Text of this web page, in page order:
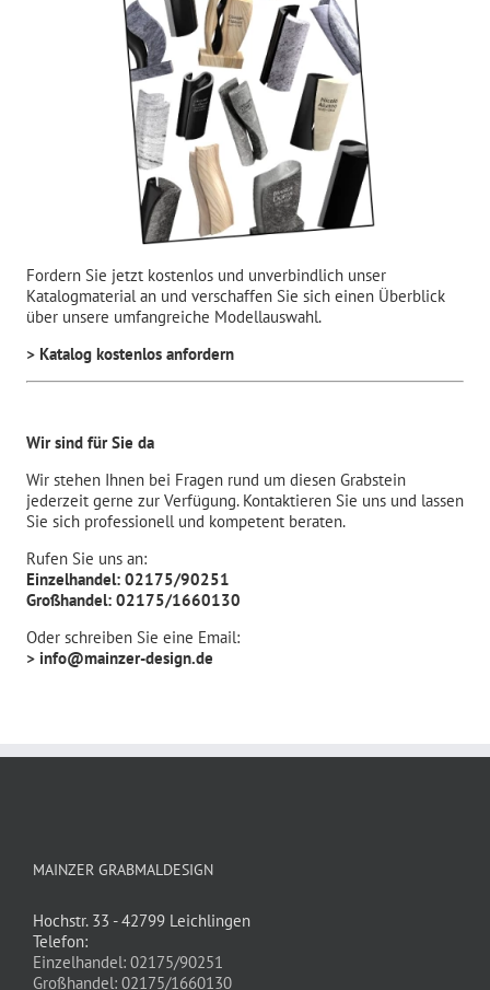
Fordern Sie jetzt kostenlos und unverbindlich unser
Katalogmaterial an und verschaffen Sie sich einen Überblick
über unsere umfangreiche Modellauswahl.
> Katalog kostenlos anfordern
Wir sind für Sie da
Wir stehen Ihnen bei Fragen rund um diesen Grabstein
jederzeit gerne zur Verfügung. Kontaktieren Sie uns und lassen
Sie sich professionell und kompetent beraten.
Rufen Sie uns an:
Einzelhandel: 02175/90251
Großhandel: 02175/1660130
Oder schreiben Sie eine Email:
> info@mainzer-design.de
MAINZER GRABMALDESIGN
Hochstr. 33 - 42799 Leichlingen
Telefon:
Einzelhandel: 02175/90251
Großhandel: 02175/1660130